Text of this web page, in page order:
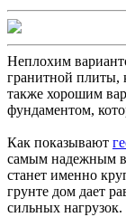
Неплохим
гранитной плиты,
также хорошим
фундаментом,
Как показывают
самым надежным
станет именно
грунте дом дает
сильных нагрузок.